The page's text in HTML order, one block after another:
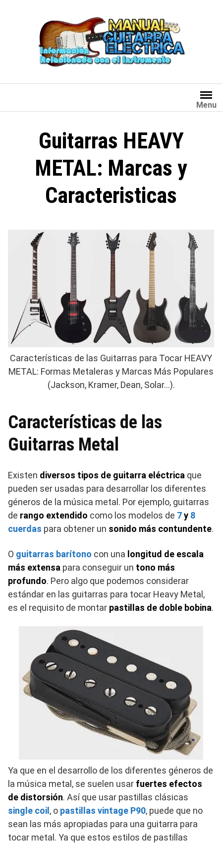
Menu
Guitarras HEAVY
METAL: Marcas y
Caracteristicas
Características de las Guitarras para Tocar HEAVY
METAL: Formas Metaleras y Marcas Más Populares
(Jackson, Kramer, Dean, Solar…).
Características de las
Guitarras Metal
Existen diversos tipos de guitarra eléctrica que
pueden ser usadas para desarrollar los diferentes
géneros de la música metal. Por ejemplo, guitarras
de rango extendido como los modelos de 7y 8
cuerdas para obtener un sonido más contundente.
O guitarras barítono con una longitud de escala
más extensa para conseguir un tono más
profundo. Pero algo que podemos considerar
estándar en las guitarras para tocar Heavy Metal,
es el requisito de montar pastillas de doble bobina.
Ya que en el desarrollo de los diferentes géneros de
la música metal, se suelen usar fuertes efectos
de distorsión. Así que usar pastillas clásicas
single coil , o pastillas vintage P90, puede que no
sean las más apropiadas para una guitarra para
tocar metal. Ya que estos estilos de pastillas